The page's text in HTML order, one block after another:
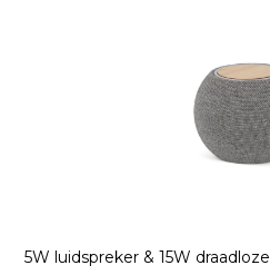
5W luidspreker & 15W